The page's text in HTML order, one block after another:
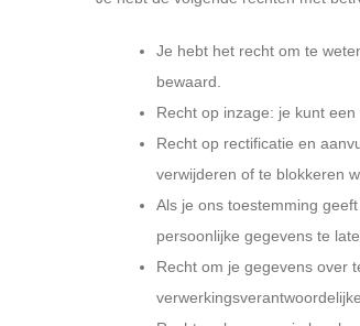
Je hebt het recht om te
bewaard.
Recht op inzage: je kunt
Recht op rectificatie en
verwijderen of te blokkeren
Als je ons toestemming
persoonlijke gegevens te
Recht om je gegevens over